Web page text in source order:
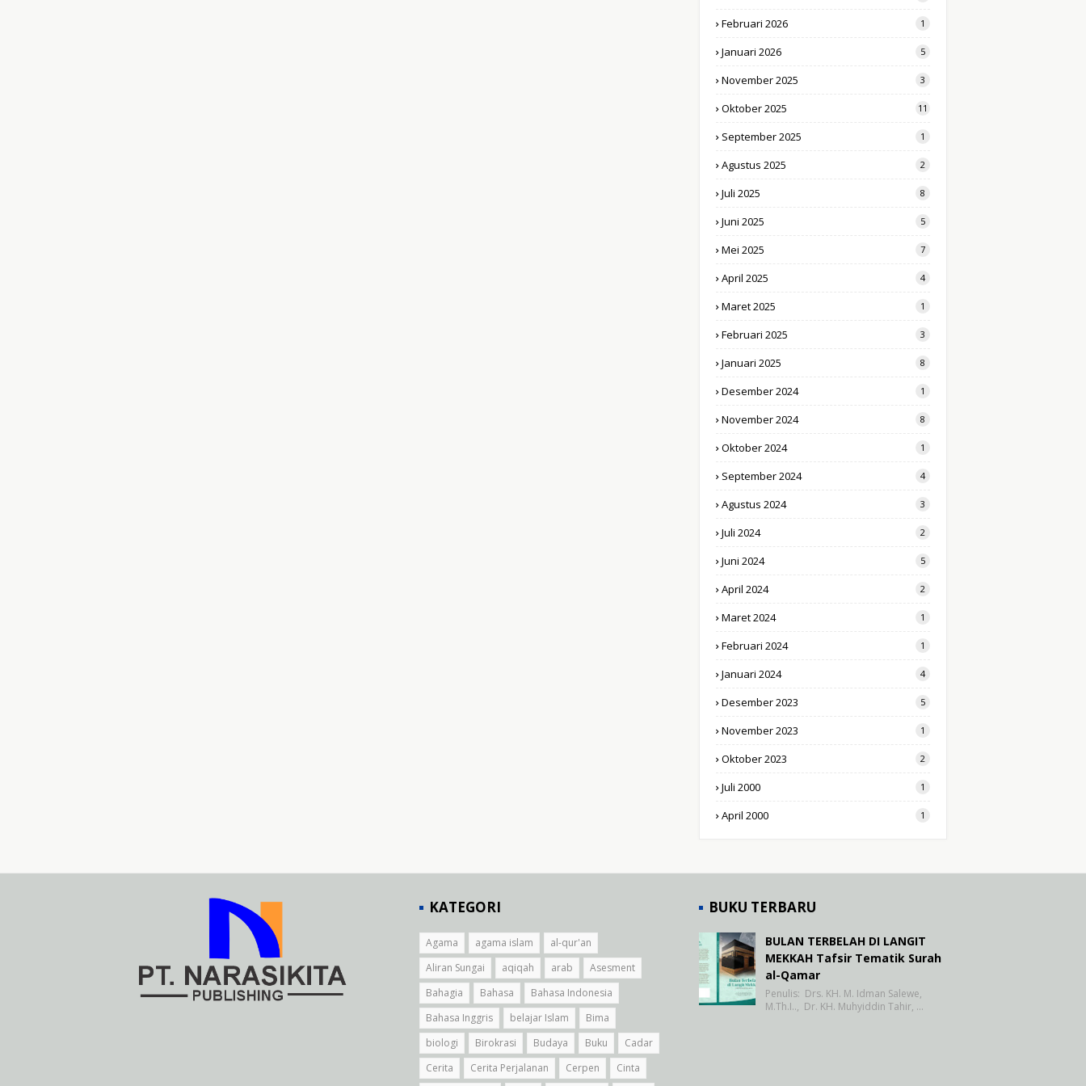
Februari 2026 1
Januari 2026 5
November 2025 3
Oktober 2025 11
September 2025 1
Agustus 2025 2
Juli 2025 8
Juni 2025 5
Mei 2025 7
April 2025 4
Maret 2025 1
Februari 2025 3
Januari 2025 8
Desember 2024 1
November 2024 8
Oktober 2024 1
September 2024 4
Agustus 2024 3
Juli 2024 2
Juni 2024 5
April 2024 2
Maret 2024 1
Februari 2024 1
Januari 2024 4
Desember 2023 5
November 2023 1
Oktober 2023 2
Juli 2000 1
April 2000 1
KATEGORI
Agama agama islam
al-qur'an
Aliran Sungai
aqiqah arab
Asesment
Bahagia
Bahasa
Bahasa Indonesia
Bahasa Inggris
belajar Islam
Bima
biologi
Birokrasi Budaya Buku
Cadar
Cerita
Cerita Perjalanan Cerpen Cinta
BUKU TERBARU
BULAN TERBELAH DI LANGIT
MEKKAH Tafsir Tematik Surah
al-Qamar
Penulis: Drs. KH. M. Idman Salewe,
M.Th.I.., Dr. KH. Muhyiddin Tahir, …